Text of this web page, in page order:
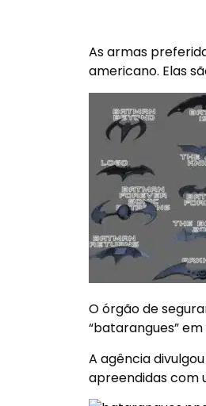
As armas
americano. Elas
O órgão de
“batarangues”
A agência
apreendidas com